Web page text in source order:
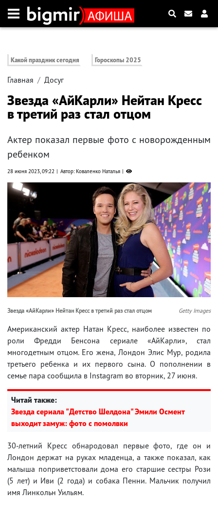
Какой праздник сегодня Гороскопы 2025
Главная Досуг
Звезда «АйКарли» Нейтан Кресс
в третий раз стал отцом
Актер показал первые фото с новорожденным
ребенком
28 июня 2023, 09:22 Автор: Коваленко Наталья
Звезда «АйКарли» Нейтан Кресс в третий раз стал отцом Getty Images
Американский актер Натан Кресс, наиболее известен по
роли Фредди Бенсона сериале «АйКарли», стал
многодетным отцом. Его жена, Лондон Элис Мур, родила
третьего ребенка и их первого сына. О пополнении в
семье пара сообщила в Instagram во вторник, 27 июня.
Читай также:
Звезда сериала "Детство Шелдона" Эмили Осмент
выходит замуж: фото с помолвки
30-летний Кресс обнародовал первые фото, где он и
Лондон держат на руках младенца, а также показал, как
малыша поприветстовали дома его старшие сестры Рози
(5 лет) и Иви (2 года) и собака Пенни. Мальчик получил
имя Линкольн Уильям.